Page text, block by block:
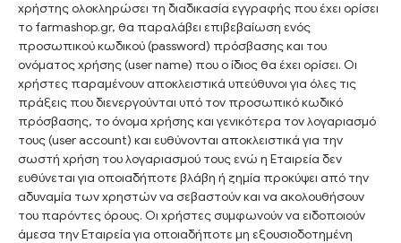
χρήστης ολοκληρώσει τη διαδικασία εγγραφής που έχει ορίσει
το farmashop.gr, θα παραλάβει επιβεβαίωση ενός
προσωπικού κωδικού (password) πρόσβασης και του
ονόματος χρήσης (user name) που ο ίδιος θα έχει ορίσει. Οι
χρήστες παραμένουν αποκλειστικά υπεύθυνοι για όλες τις
πράξεις που διενεργούνται υπό τον προσωπικό κωδικό
πρόσβασης, το όνομα χρήσης και γενικότερα τον λογαριασμό
τους (user account) και ευθύνονται αποκλειστικά για την
σωστή χρήση του λογαριασμού τους ενώ η Εταιρεία δεν
ευθύνεται για οποιαδήποτε βλάβη ή ζημία προκύψει από την
αδυναμία των χρηστών να σεβαστούν και να ακολουθήσουν
του παρόντες όρους. Οι χρήστες συμφωνούν να ειδοποιούν
άμεσα την Εταιρεία για οποιαδήποτε μη εξουσιοδοτημένη